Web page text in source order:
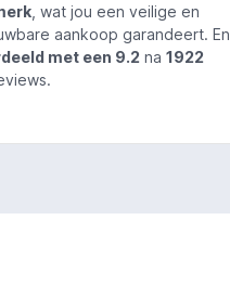
, wat jou een veilige en
aankoop garandeert. En
met een 9.2 na1922